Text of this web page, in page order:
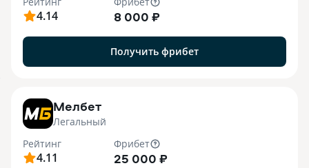
4.14 8 000 ₽
Получить фрибет
Мелбет
Легальный
Рейтинг
4.11
Фрибет
25 000 ₽